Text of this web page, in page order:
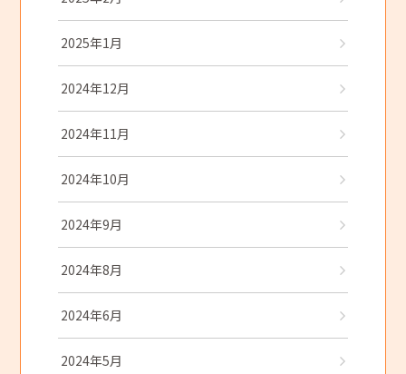
2025年1月
2024年12月
2024年11月
2024年10月
2024年9月
2024年8月
2024年6月
2024年5月